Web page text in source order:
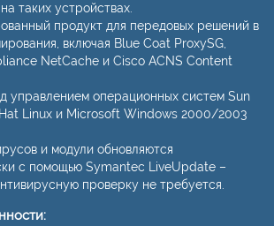
таких устройствах.
продукт для передовых решений в
включая Blue Coat ProxySG,
NetCache и Cisco ACNS Content
управлением операционных систем Sun
Linux и Microsoft Windows 2000/2003
и модули обновляются
с помощью Symantec LiveUpdate –
проверку не требуется.